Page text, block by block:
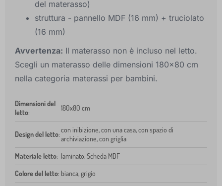
del materasso)
struttura - pannello MDF (16 mm) + truciolato
(16 mm)
Avvertenza: Il materasso non è incluso nel letto.
Scegli un materasso delle dimensioni 180x80 cm
nella categoria materassi per bambini.
Dimensioni del
letto:
180x80 cm
Design del letto:
con inibizione, con una casa, con spazio di
archiviazione, con griglia
Materiale letto: laminato, Scheda MDF
Colore del letto: bianca, grigio